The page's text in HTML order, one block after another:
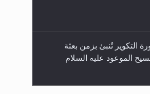
التكوير تُنبئ بزمن بعثة
الموعود عليه السلام